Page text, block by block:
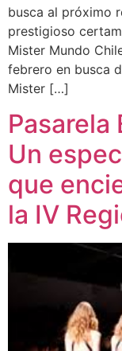
busca al próximo
prestigioso
Mister Mundo
febrero en busca
Mister […]
Pasarela
Un
que
la IV